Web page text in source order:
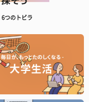
つのトビラ